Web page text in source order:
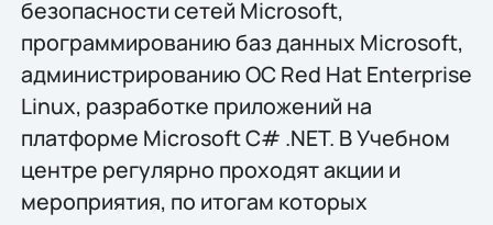
безопасности сетей Microsoft,
программированию баз данных Microsoft,
администрированию ОС Red Hat Enterprise
Linux, разработке приложений на
платформе Microsoft C# .NET. В Учебном
центре регулярно проходят акции и
мероприятия, по итогам которых